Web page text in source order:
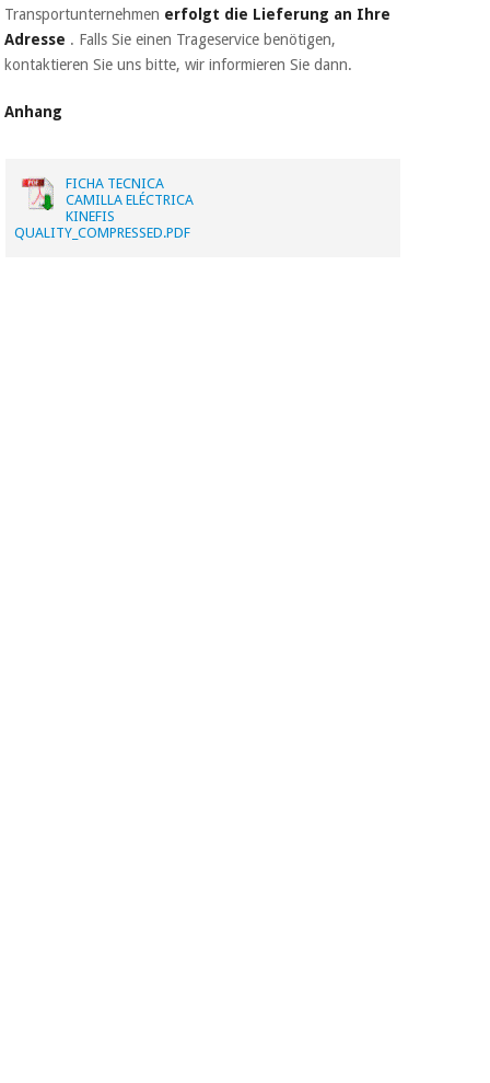
Transportunternehmen erfolgt die Lieferung an Ihre
Adresse . Falls Sie einen Trageservice benötigen,
kontaktieren Sie uns bitte, wir informieren Sie dann.
Anhang
FICHA TECNICA
CAMILLA ELÉCTRICA
KINEFIS
QUALITY_COMPRESSED.PDF